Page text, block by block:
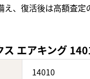
え、復活後は高額査定
ス エアキング
14010